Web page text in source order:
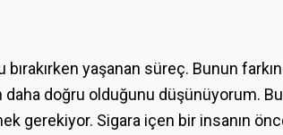
bırakırken yaşanan süreç. Bunun
doğru olduğunu düşünüyorum.
gerekiyor. Sigara içen bir insanın